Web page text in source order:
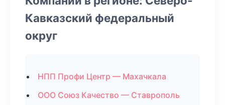
Кавказский федеральный
округ
НПП Профи Центр — Махачкала
ООО Союз Качество — Ставрополь